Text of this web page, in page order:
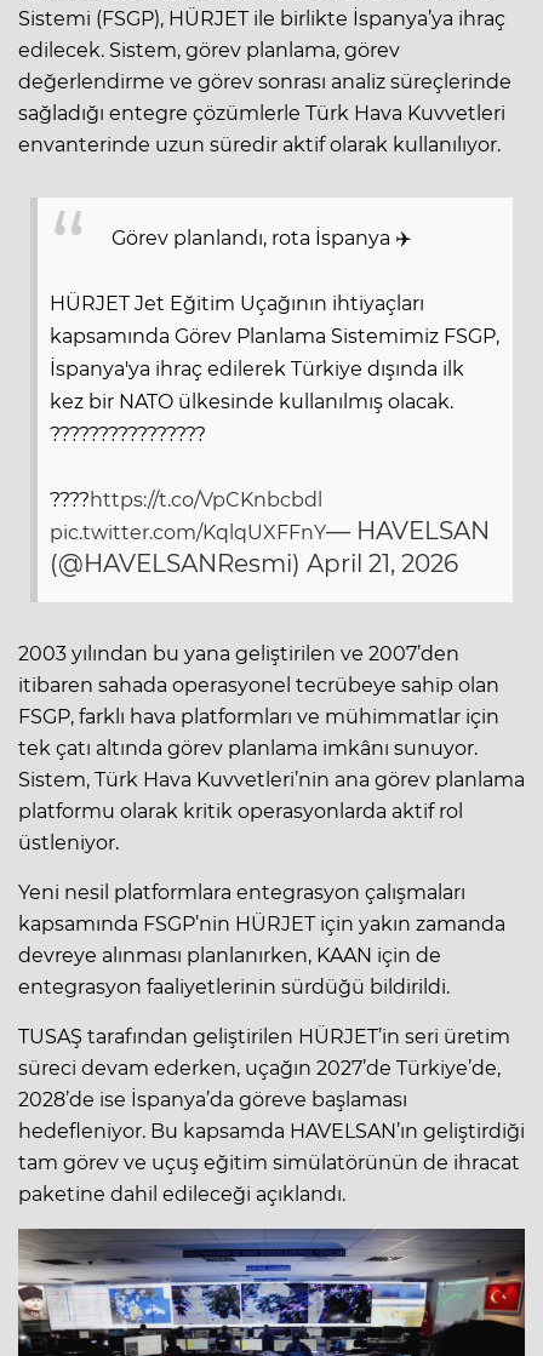
Sistemi (FSGP), HÜRJET ile birlikte İspanya’ya ihraç
edilecek. Sistem, görev planlama, görev
değerlendirme ve görev sonrası analiz süreçlerinde
sağladığı entegre çözümlerle Türk Hava Kuvvetleri
envanterinde uzun süredir aktif olarak kullanılıyor.
Görev planlandı, rota İspanya ✈️
HÜRJET Jet Eğitim Uçağının ihtiyaçları
kapsamında Görev Planlama Sistemimiz FSGP,
İspanya'ya ihraç edilerek Türkiye dışında ilk
kez bir NATO ülkesinde kullanılmış olacak.
????????????????
????https://t.co/VpCKnbcbdl
pic.twitter.com/KqlqUXFFnY— HAVELSAN
(@HAVELSANResmi) April 21, 2026
2003 yılından bu yana geliştirilen ve 2007’den
itibaren sahada operasyonel tecrübeye sahip olan
FSGP, farklı hava platformları ve mühimmatlar için
tek çatı altında görev planlama imkânı sunuyor.
Sistem, Türk Hava Kuvvetleri’nin ana görev planlama
platformu olarak kritik operasyonlarda aktif rol
üstleniyor.
Yeni nesil platformlara entegrasyon çalışmaları
kapsamında FSGP’nin HÜRJET için yakın zamanda
devreye alınması planlanırken, KAAN için de
entegrasyon faaliyetlerinin sürdüğü bildirildi.
TUSAŞ tarafından geliştirilen HÜRJET’in seri üretim
süreci devam ederken, uçağın 2027’de Türkiye’de,
2028’de ise İspanya’da göreve başlaması
hedefleniyor. Bu kapsamda HAVELSAN’ın geliştirdiği
tam görev ve uçuş eğitim simülatörünün de ihracat
paketine dahil edileceği açıklandı.